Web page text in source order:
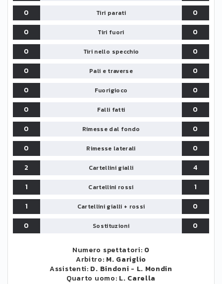
0 Tiri parati
0
0
Tiri fuori
0
0
Tiri nello specchio
0
0
Pali e traverse
0
0
Fuorigioco
0
0
Falli fatti
0
0
Rimesse dal fondo
0
0
Rimesse laterali
0
2
Cartellini gialli
4
1
Cartellini rossi
1
1
Cartellini gialli + rossi
0
0
Sostituzioni 0
Numero spettatori: 0
Arbitro: M. Gariglio
Assistenti: D. Bindoni - L. Mondin
Quarto uomo: L. Carella